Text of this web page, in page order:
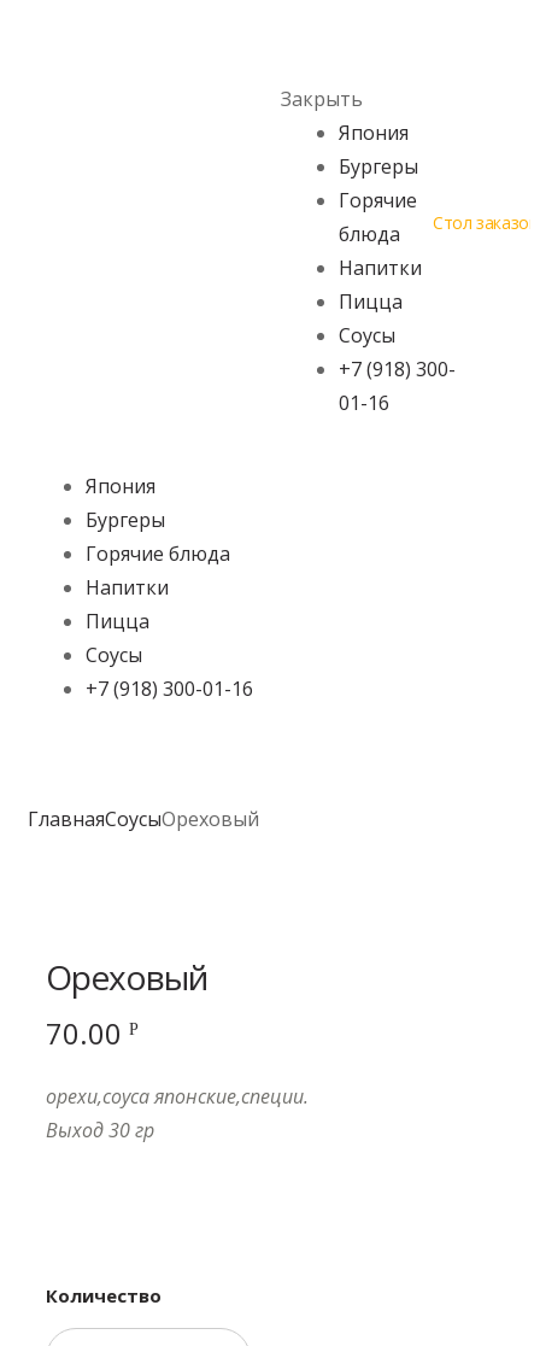
Закрыть
Япония
Бургеры
Горячие
блюда
Напитки
Пицца
Соусы
+7 (918) 300-
01-16
Стол заказов
Япония
Бургеры
Горячие блюда
Напитки
Пицца
Соусы
+7 (918) 300-01-16
ГлавнаяСоусыОреховый
Ореховый
70.00 Р
орехи,соуса японские,специи.
Выход 30 гр
Количество